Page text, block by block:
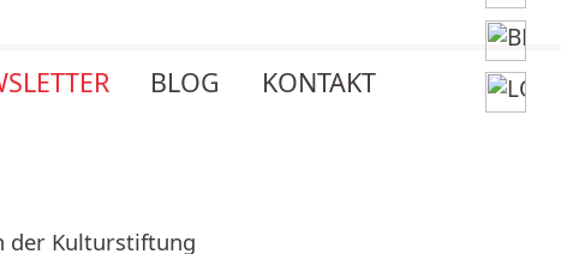
BLOG KONTAKT
der Kulturstiftung